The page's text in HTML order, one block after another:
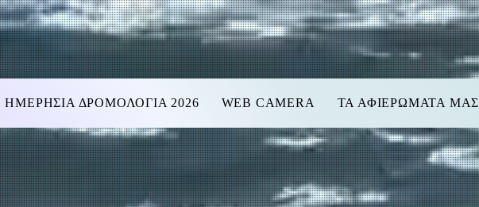
ΗΜΕΡΗΣΙΑ ΔΡΟΜΟΛΟΓΙΑ 2026 WEB CAMERA ΤΑ ΑΦΙΕΡΩΜΑΤΑ ΜΑΣ